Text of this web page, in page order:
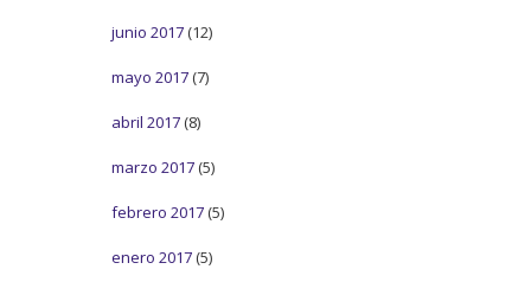
junio 2017 (12)
mayo 2017 (7)
abril 2017 (8)
marzo 2017 (5)
febrero 2017 (5)
enero 2017 (5)